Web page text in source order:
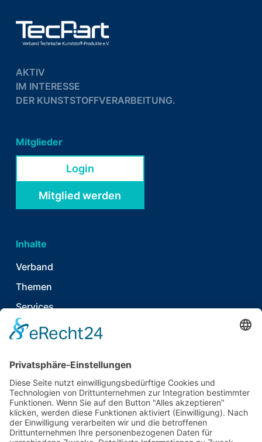
AKTIV
IM INTERESSE
DER KUNSTSTOFFVERARBEITUNG.
Mitglieder
Login
Mitglied werden
Inhalte
Verband
Themen
Services
News & Publikationen
Kontakt
T
06021 920 374 7
E
info@tecpart.de